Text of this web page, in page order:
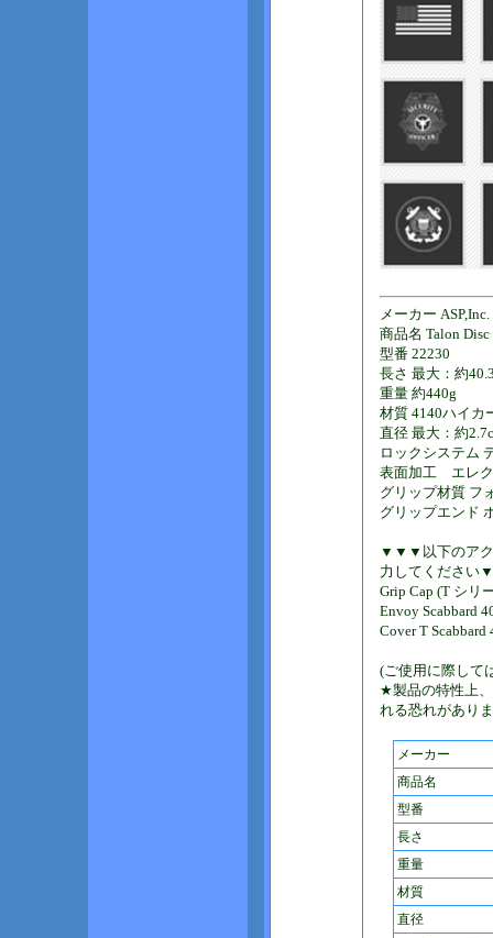
メーカー ASP,Inc.
商品名 Talon
型番 22230
長さ 最大：約
重量 約440g
材質 4140ハイカ
直径 最大：約
ロックシステム
表面加工 エレク
グリップ材質 フ
グリップエンド
▼▼▼以下のアク
力してくださ
Grip Cap (T シリ
Envoy Scabbard
Cover T
(ご使用に際して
★製品の特性上
れる恐れがあり
メーカー
商品名
型番
長さ
重量
材質
直径